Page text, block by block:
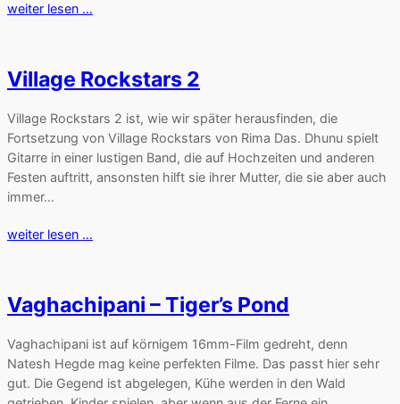
weiter lesen …
Village Rockstars 2
Village Rockstars 2 ist, wie wir später herausfinden, die
Fortsetzung von Village Rockstars von Rima Das. Dhunu spielt
Gitarre in einer lustigen Band, die auf Hochzeiten und anderen
Festen auftritt, ansonsten hilft sie ihrer Mutter, die sie aber auch
immer…
weiter lesen …
Vaghachipani – Tiger’s Pond
Vaghachipani ist auf körnigem 16mm-Film gedreht, denn
Natesh Hegde mag keine perfekten Filme. Das passt hier sehr
gut. Die Gegend ist abgelegen, Kühe werden in den Wald